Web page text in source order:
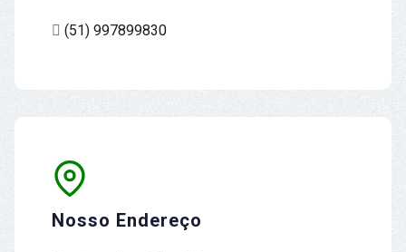
(51) 997899830
Nosso Endereço